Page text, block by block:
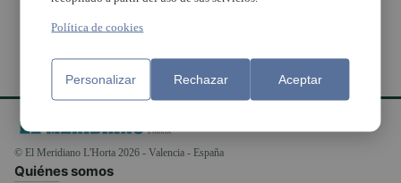
© El Meridiano L'Horta 2026 - Valencia - España
Quiénes somos
Política de cookies
Personalizar Rechazar Aceptar